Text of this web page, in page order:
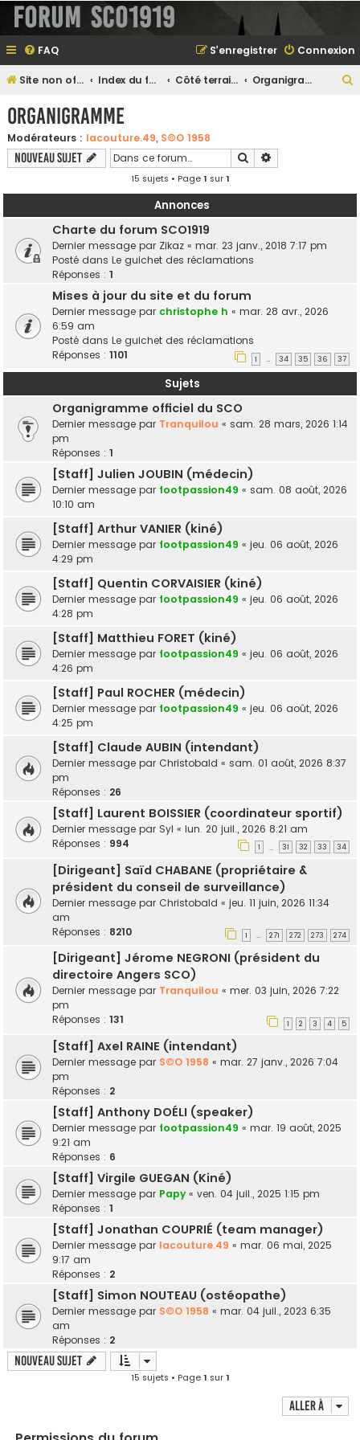
Forum SCO1919
FAQ Connexion
S’enregistrer
Site non officiel sur le SCO d'Angers Index du forum Côté terrain... Organigramme
Organigramme
Modérateurs : lacouture.49, S©O 1958
Nouveau sujet Rechercher
15 sujets • Page1 sur1
Annonces
Charte du forum SCO1919
Dernier message par Zikaz « mar. 23 janv., 2018 7:17 pm
Posté dans Le guichet des réclamations
Réponses : 1
Mises à jour du site et du forum
Dernier message par christophe h « mar. 28 avr., 2026
6:59 am
Posté dans Le guichet des réclamations
Réponses : 1101 1 … 34 35 36 37
Sujets
Organigramme officiel du SCO
Dernier message par Tranquilou « sam. 28 mars, 2026 1:14
pm
Réponses : 1
[Staff] Julien JOUBIN (médecin)
Dernier message par footpassion49 « sam. 08 août, 2026
10:10 am
[Staff] Arthur VANIER (kiné)
Dernier message par footpassion49 « jeu. 06 août, 2026
4:29 pm
[Staff] Quentin CORVAISIER (kiné)
Dernier message par footpassion49 « jeu. 06 août, 2026
4:28 pm
[Staff] Matthieu FORET (kiné)
Dernier message par footpassion49 « jeu. 06 août, 2026
4:26 pm
[Staff] Paul ROCHER (médecin)
Dernier message par footpassion49 « jeu. 06 août, 2026
4:25 pm
[Staff] Claude AUBIN (intendant)
Dernier message par Christobald « sam. 01 août, 2026 8:37
pm
Réponses : 26
[Staff] Laurent BOISSIER (coordinateur sportif)
Dernier message par Syl « lun. 20 juil., 2026 8:21 am
Réponses : 994 1 … 31 32 33 34
[Dirigeant] Saïd CHABANE (propriétaire &
président du conseil de surveillance)
Dernier message par Christobald « jeu. 11 juin, 2026 11:34
am
Réponses : 8210 1 … 271 272 273 274
[Dirigeant] Jérome NEGRONI (président du
directoire Angers SCO)
Dernier message par Tranquilou « mer. 03 juin, 2026 7:22
pm
Réponses : 131 1 2 3 4 5
[Staff] Axel RAINE (intendant)
Dernier message par S©O 1958 « mar. 27 janv., 2026 7:04
pm
Réponses : 2
[Staff] Anthony DOÉLI (speaker)
Dernier message par footpassion49 « mar. 19 août, 2025
9:21 am
Réponses : 6
[Staff] Virgile GUEGAN (Kiné)
Dernier message par Papy « ven. 04 juil., 2025 1:15 pm
Réponses : 1
[Staff] Jonathan COUPRIÉ (team manager)
Dernier message par lacouture.49 « mar. 06 mai, 2025
9:17 am
Réponses : 2
[Staff] Simon NOUTEAU (ostéopathe)
Dernier message par S©O 1958 « mar. 04 juil., 2023 6:35
am
Réponses : 2
Nouveau sujet
15 sujets • Page1 sur1
Aller à